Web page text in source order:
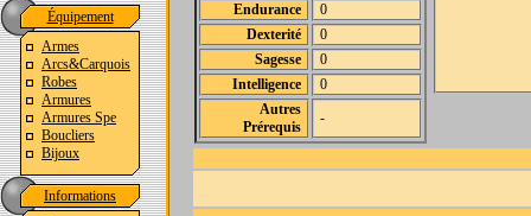
Équipement
Armes
Arcs&Carquois
Robes
Armures
Armures Spe
Boucliers
Bijoux
Informations
Endurance
0
Dexterité
0
Sagesse
0
Intelligence
0
Autres
Prérequis
-